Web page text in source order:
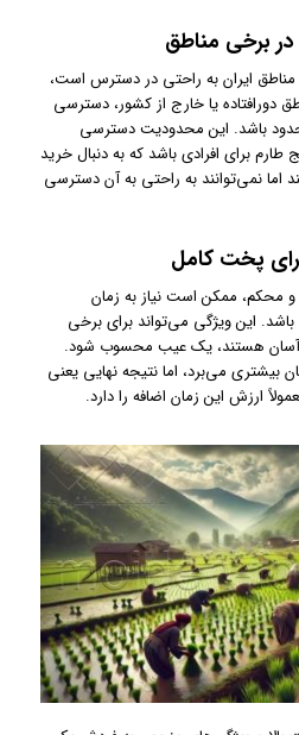
برخی مناطق
مناطق ایران به راحتی در دسترس است،
دورافتاده یا خارج از کشور، دسترسی
باشد. این محدودیت دسترسی
برای افرادی باشد که به دنبال خرید
اما نمی‌توانند به راحتی به آن دسترسی
پخت کامل
و محکم، ممکن است نیاز به زمان
این ویژگی می‌تواند برای برخی
آسان هستند، یک عیب محسوب شود.
بیشتری می‌برد، اما نتیجه نهایی یعنی
ارزش این زمان اضافه را دارد.